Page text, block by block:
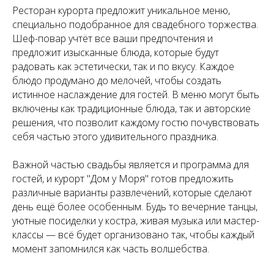
Ресторан курорта предложит уникальное меню,
специально подобранное для свадебного торжества.
Шеф-повар учтёт все ваши предпочтения и
предложит изысканные блюда, которые будут
радовать как эстетически, так и по вкусу. Каждое
блюдо продумано до мелочей, чтобы создать
истинное наслаждение для гостей. В меню могут быть
включены как традиционные блюда, так и авторские
решения, что позволит каждому гостю почувствовать
себя частью этого удивительного праздника.
Важной частью свадьбы является и программа для
гостей, и курорт "Дом у Моря" готов предложить
различные варианты развлечений, которые сделают
день ещё более особенным. Будь то вечерние танцы,
уютные посиделки у костра, живая музыка или мастер-
классы — всё будет организовано так, чтобы каждый
момент запомнился как часть волшебства.